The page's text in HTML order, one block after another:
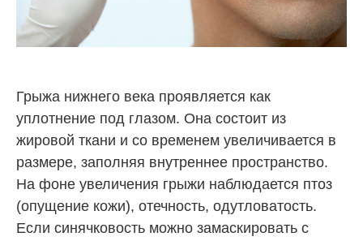
Грыжа нижнего века проявляется как
уплотнение под глазом. Она состоит из
жировой ткани и со временем увеличивается в
размере, заполняя внутреннее пространство.
На фоне увеличения грыжи наблюдается птоз
(опущение кожи), отечность, одутловатость.
Если синячковость можно замаскировать с